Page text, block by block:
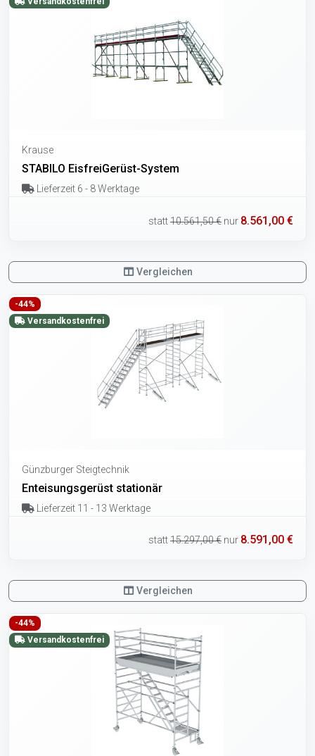
Krause
STABILO EisfreiGerüst-System
Lieferzeit 6 - 8 Werktage
statt10.561,50 € nur 8.561,00 €
Vergleichen
-44%
Versandkostenfrei
Günzburger Steigtechnik
Enteisungsgerüst stationär
Lieferzeit 11 - 13 Werktage
statt15.297,00 € nur 8.591,00 €
Vergleichen
-44%
Versandkostenfrei